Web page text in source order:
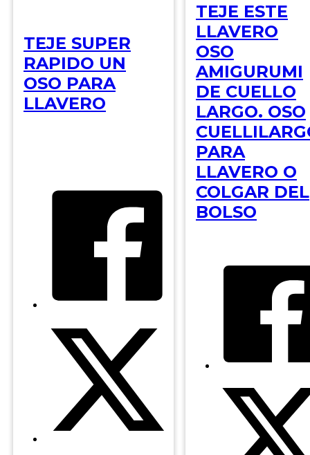
TEJE SUPER
RAPIDO UN
OSO PARA
LLAVERO
TEJE ESTE
LLAVERO
OSO
AMIGURUMI
DE CUELLO
LARGO. OSO
PARA
LLAVERO O
COLGAR DEL
BOLSO